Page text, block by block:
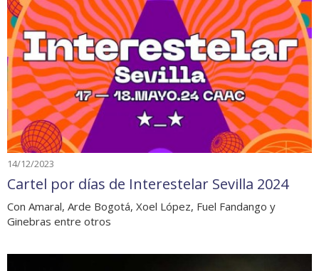
14/12/2023
Cartel por días de Interestelar Sevilla 2024
Con Amaral, Arde Bogotá, Xoel López, Fuel Fandango y
Ginebras entre otros